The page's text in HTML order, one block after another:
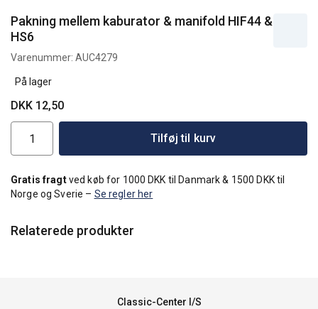
Pakning mellem kaburator & manifold HIF44 &
HS6
Varenummer: AUC4279
På lager
DKK 12,50
Tilføj til kurv
Gratis fragtved køb for 1000 DKK til Danmark & 1500 DKK til
Norge og Sverie – Se regler her
Relaterede produkter
Classic-Center I/S